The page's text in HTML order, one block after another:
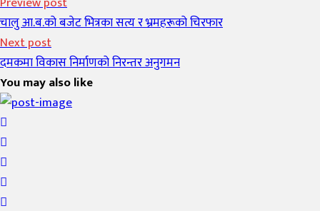
चालु आ.ब.को बजेट भित्रका सत्य र भ्रमहरूको चिरफार
Next post
दमकमा विकास निर्माणको निरन्तर अनुगमन
You may also like